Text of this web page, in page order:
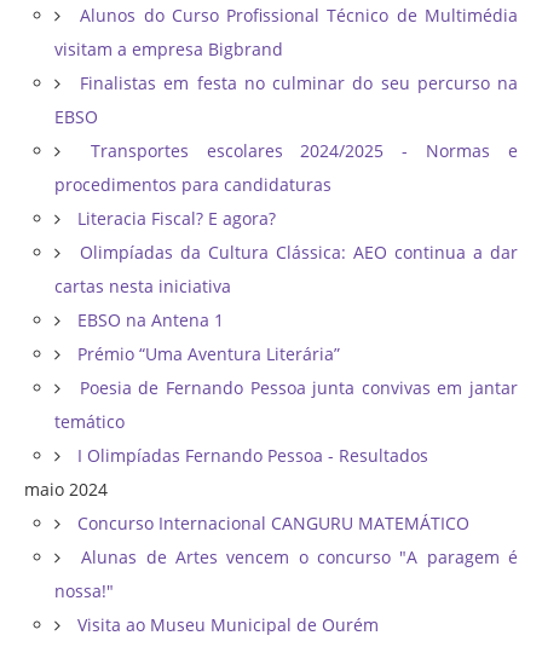
Alunos do Curso Profissional Técnico de Multimédia
visitam a empresa Bigbrand
Finalistas em festa no culminar do seu percurso na
EBSO
Transportes escolares 2024/2025 - Normas e
procedimentos para candidaturas
Literacia Fiscal? E agora?
Olimpíadas da Cultura Clássica: AEO continua a dar
cartas nesta iniciativa
EBSO na Antena 1
Prémio “Uma Aventura Literária”
Poesia de Fernando Pessoa junta convivas em jantar
temático
I Olimpíadas Fernando Pessoa - Resultados
maio 2024
Concurso Internacional CANGURU MATEMÁTICO
Alunas de Artes vencem o concurso "A paragem é
nossa!"
Visita ao Museu Municipal de Ourém